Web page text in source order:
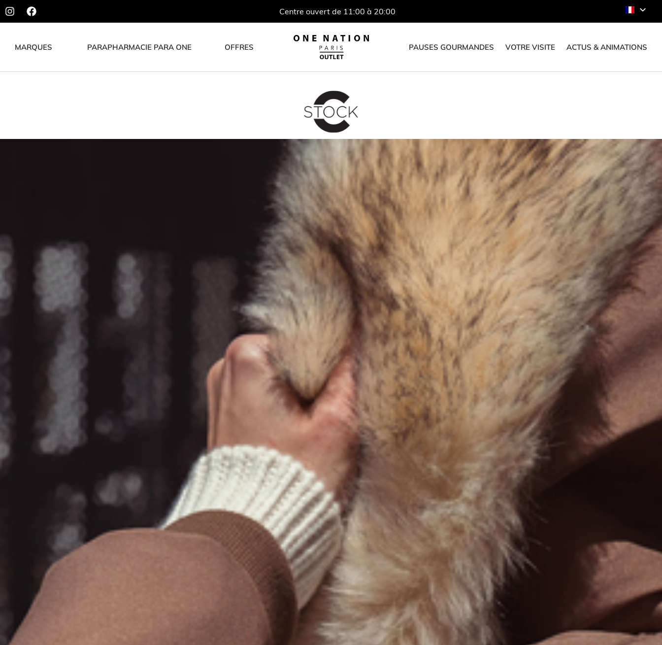
Centre ouvert de 11:00 à 20:00
MARQUES PARAPHARMACIE PARA ONE OFFRES PAUSES GOURMANDES VOTRE VISITE ACTUS & ANIMATIONS